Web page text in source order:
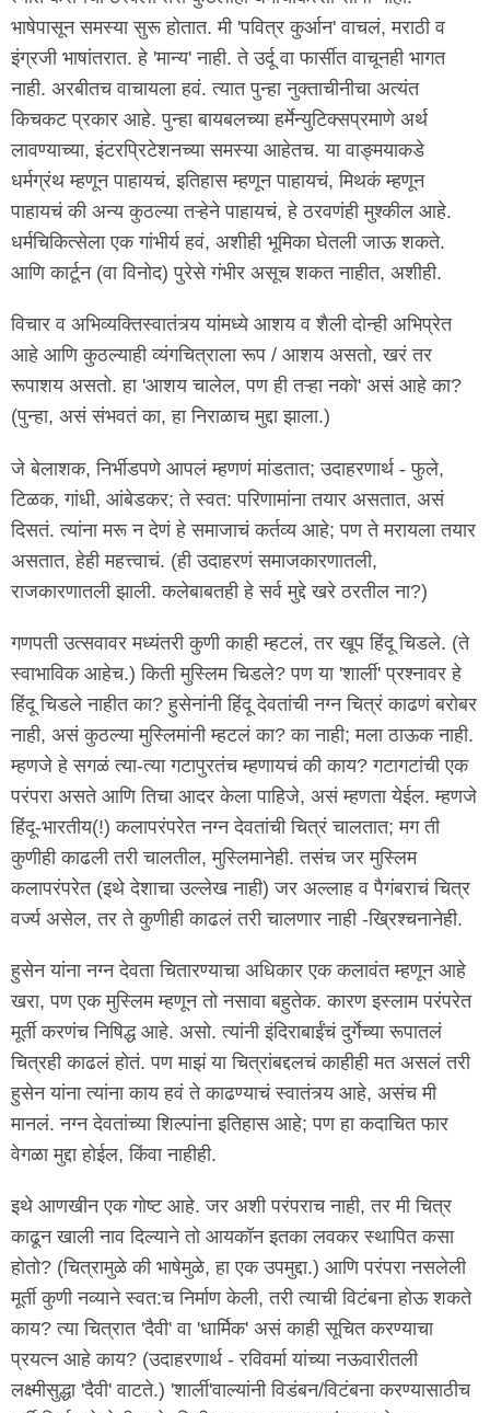
भाषेपासून समस्या सुरू होतात. मी 'पवित्र कुर्आन' वाचलं, मराठी व
इंग्रजी भाषांतरात. हे 'मान्य' नाही. ते उर्दू वा फार्सीत वाचूनही भागत
नाही. अरबीतच वाचायला हवं. त्यात पुन्हा नुक्ताचीनीचा अत्यंत
किचकट प्रकार आहे. पुन्हा बायबलच्या हर्मेन्युटिक्सप्रमाणे अर्थ
लावण्याच्या, इंटरप्रिटेशनच्या समस्या आहेतच. या वाङ्मयाकडे
धर्मग्रंथ म्हणून पाहायचं, इतिहास म्हणून पाहायचं, मिथकं म्हणून
पाहायचं की अन्य कुठल्या तऱ्हेने पाहायचं, हे ठरवणंही मुश्कील आहे.
धर्मचिकित्सेला एक गांभीर्य हवं, अशीही भूमिका घेतली जाऊ शकते.
आणि कार्टून (वा विनोद) पुरेसे गंभीर असूच शकत नाहीत, अशीही.
विचार व अभिव्यक्तिस्वातंत्र्य यांमध्ये आशय व शैली दोन्ही अभिप्रेत
आहे आणि कुठल्याही व्यंगचित्राला रूप / आशय असतो, खरं तर
रूपाशय असतो. हा 'आशय चालेल, पण ही तऱ्हा नको' असं आहे का?
(पुन्हा, असं संभवतं का, हा निराळाच मुद्दा झाला.)
जे बेलाशक, निर्भीडपणे आपलं म्हणणं मांडतात; उदाहरणार्थ - फुले,
टिळक, गांधी, आंबेडकर; ते स्वत: परिणामांना तयार असतात, असं
दिसतं. त्यांना मरू न देणं हे समाजाचं कर्तव्य आहे; पण ते मरायला तयार
असतात, हेही महत्त्वाचं. (ही उदाहरणं समाजकारणातली,
राजकारणातली झाली. कलेबाबतही हे सर्व मुद्दे खरे ठरतील ना?)
गणपती उत्सवावर मध्यंतरी कुणी काही म्हटलं, तर खूप हिंदू चिडले. (ते
स्वाभाविक आहेच.) किती मुस्लिम चिडले? पण या 'शार्ली' प्रश्नावर हे
हिंदू चिडले नाहीत का? हुसेनांनी हिंदू देवतांची नग्न चित्रं काढणं बरोबर
नाही, असं कुठल्या मुस्लिमांनी म्हटलं का? का नाही; मला ठाऊक नाही.
म्हणजे हे सगळं त्या-त्या गटापुरतंच म्हणायचं की काय? गटागटांची एक
परंपरा असते आणि तिचा आदर केला पाहिजे, असं म्हणता येईल. म्हणजे
हिंदू-भारतीय(!) कलापरंपरेत नग्न देवतांची चित्रं चालतात; मग ती
कुणीही काढली तरी चालतील, मुस्लिमानेही. तसंच जर मुस्लिम
कलापरंपरेत (इथे देशाचा उल्लेख नाही) जर अल्लाह व पैगंबराचं चित्र
वर्ज्य असेल, तर ते कुणीही काढलं तरी चालणार नाही -ख्रिश्चनानेही.
हुसेन यांना नग्न देवता चितारण्याचा अधिकार एक कलावंत म्हणून आहे
खरा, पण एक मुस्लिम म्हणून तो नसावा बहुतेक. कारण इस्लाम परंपरेत
मूर्ती करणंच निषिद्ध आहे. असो. त्यांनी इंदिराबाईंचं दुर्गेच्या रूपातलं
चित्रही काढलं होतं. पण माझं या चित्रांबद्दलचं काहीही मत असलं तरी
हुसेन यांना त्यांना काय हवं ते काढण्याचं स्वातंत्र्य आहे, असंच मी
मानलं. नग्न देवतांच्या शिल्पांना इतिहास आहे; पण हा कदाचित फार
वेगळा मुद्दा होईल, किंवा नाहीही.
इथे आणखीन एक गोष्ट आहे. जर अशी परंपराच नाही, तर मी चित्र
काढून खाली नाव दिल्याने तो आयकॉन इतका लवकर स्थापित कसा
होतो? (चित्रामुळे की भाषेमुळे, हा एक उपमुद्दा.) आणि परंपरा नसलेली
मूर्ती कुणी नव्याने स्वत:च निर्माण केली, तरी त्याची विटंबना होऊ शकते
काय? त्या चित्रात 'दैवी' वा 'धार्मिक' असं काही सूचित करण्याचा
प्रयत्न आहे काय? (उदाहरणार्थ - रविवर्मा यांच्या नऊवारीतली
लक्ष्मीसुद्धा 'दैवी' वाटते.) 'शार्ली'वाल्यांनी विडंबन/विटंबना करण्यासाठीच